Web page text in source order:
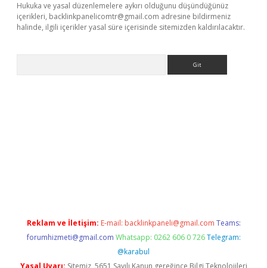
Hukuka ve yasal düzenlemelere aykırı olduğunu düşündüğünüz
içerikleri, backlinkpanelicomtr@gmail.com adresine bildirmeniz
halinde, ilgili içerikler yasal süre içerisinde sitemizden kaldırılacaktır.
Reklam ve İletişim: E-mail: backlinkpaneli@gmail.com Teams:
forumhizmeti@gmail.com Whatsapp: 0262 606 0 726 Telegram:
@karabul
Yasal Uyarı: Sitemiz, 5651 Sayılı Kanun gereğince Bilgi Teknolojileri